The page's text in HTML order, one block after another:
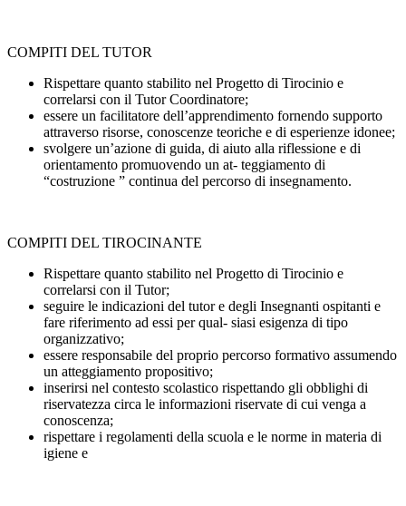
COMPITI DEL TUTOR
Rispettare quanto stabilito nel Progetto di Tirocinio e
correlarsi con il Tutor Coordinatore;
essere un facilitatore dell’apprendimento fornendo supporto
attraverso risorse, conoscenze teoriche e di esperienze idonee;
svolgere un’azione di guida, di aiuto alla riflessione e di
orientamento promuovendo un at- teggiamento di
“costruzione ” continua del percorso di insegnamento.
COMPITI DEL TIROCINANTE
Rispettare quanto stabilito nel Progetto di Tirocinio e
correlarsi con il Tutor;
seguire le indicazioni del tutor e degli Insegnanti ospitanti e
fare riferimento ad essi per qual- siasi esigenza di tipo
organizzativo;
essere responsabile del proprio percorso formativo assumendo
un atteggiamento propositivo;
inserirsi nel contesto scolastico rispettando gli obblighi di
riservatezza circa le informazioni riservate di cui venga a
conoscenza;
rispettare i regolamenti della scuola e le norme in materia di
igiene e